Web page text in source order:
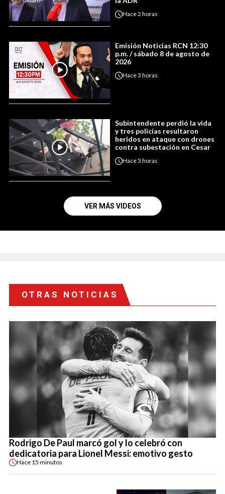
Hace2 horas
Emisión Noticias RCN 12:30
p.m. / sábado 8 de agosto de
2026
Hace3 horas
Subintendente perdió la vida
y tres policías resultaron
heridos en ataque con drones
contra subestación en Cesar
Hace3 horas
VER MÁS VIDEOS
OTRAS NOTICIAS
Rodrigo De Paul marcó gol y lo celebró con
dedicatoria para Lionel Messi: emotivo gesto
Hace 15 minutos